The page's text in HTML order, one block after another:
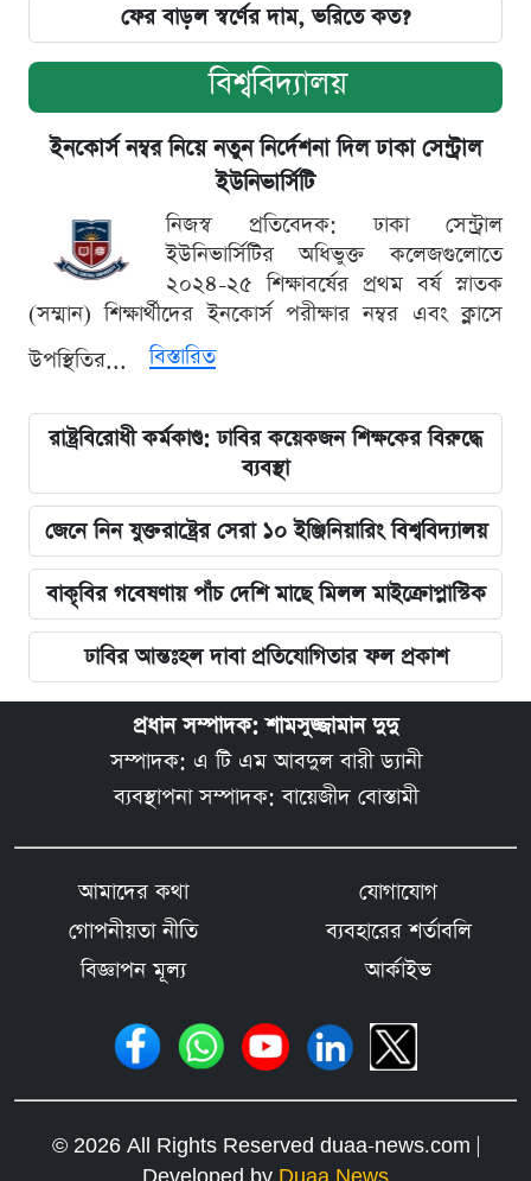
ফের বাড়ল স্বর্ণের দাম, ভরিতে কত?
বিশ্ববিদ্যালয়
ইনকোর্স নম্বর নিয়ে নতুন নির্দেশনা দিল ঢাকা সেন্ট্রাল
ইউনিভার্সিটি
নিজস্ব প্রতিবেদক: ঢাকা সেন্ট্রাল
ইউনিভার্সিটির অধিভুক্ত কলেজগুলোতে
২০২৪-২৫ শিক্ষাবর্ষের প্রথম বর্ষ স্নাতক
(সম্মান) শিক্ষার্থীদের ইনকোর্স পরীক্ষার নম্বর এবং ক্লাসে
উপস্থিতির...
বিস্তারিত
রাষ্ট্রবিরোধী কর্মকাণ্ড: ঢাবির কয়েকজন শিক্ষকের বিরুদ্ধে
ব্যবস্থা
জেনে নিন যুক্তরাষ্ট্রের সেরা ১০ ইঞ্জিনিয়ারিং বিশ্ববিদ্যালয়
বাকৃবির গবেষণায় পাঁচ দেশি মাছে মিলল মাইক্রোপ্লাস্টিক
ঢাবির আন্তঃহল দাবা প্রতিযোগিতার ফল প্রকাশ
প্রধান সম্পাদক: শামসুজ্জামান দুদু
সম্পাদক: এ টি এম আবদুল বারী ড্যানী
ব্যবস্থাপনা সম্পাদক: বায়েজীদ বোস্তামী
আমাদের কথা
যোগাযোগ
গোপনীয়তা নীতি
ব্যবহারের শর্তাবলি
বিজ্ঞাপন মূল্য
আর্কাইভ
© 2026 All Rights Reserved duaa-news.com |